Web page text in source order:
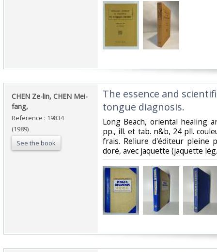
‎CHEN Ze-lin, CHEN Mei-
fang,‎
Reference : 19834
(1989)
See the book
‎The essence and
tongue diagnosis.‎
‎Long Beach, oriental healing
pp., ill. et tab. n&b, 24 pll.
frais. Reliure d'éditeur pleine
doré, avec jaquette (jaquette